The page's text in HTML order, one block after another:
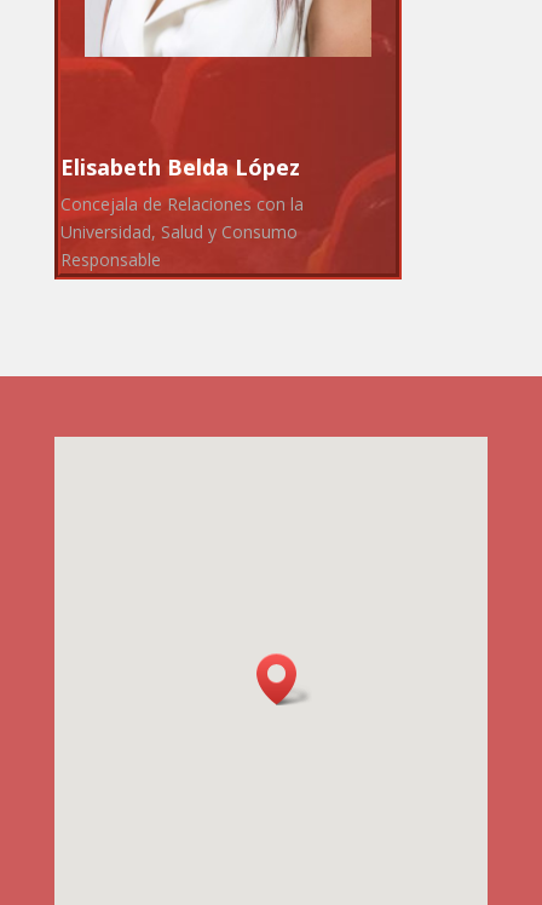
Elisabeth Belda López
Concejala de Relaciones con la
Universidad, Salud y Consumo
Responsable